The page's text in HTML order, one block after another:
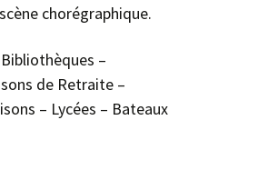
chorégraphique.
–
de Retraite –
– Lycées – Bateaux